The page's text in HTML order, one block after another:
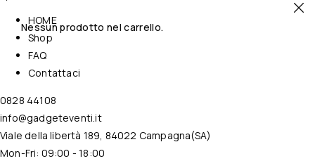
Nessun prodotto nel carrello.
HOME
Shop
FAQ
Contattaci
0828 44108
info@gadgeteventi.it
Viale della libertà 189, 84022 Campagna(SA)
Mon-Fri: 09:00 - 18:00